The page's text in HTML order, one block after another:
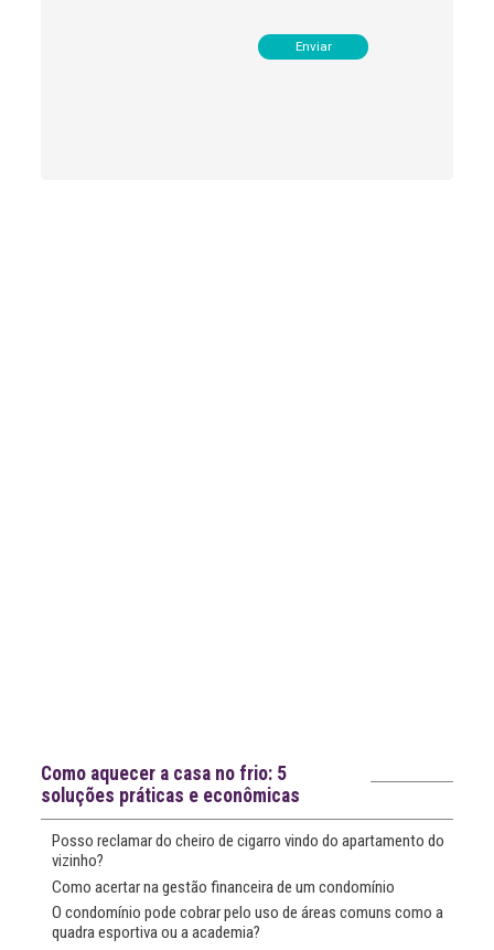
Notícias recentes
Como aquecer a casa no frio: 5
soluções práticas e econômicas
Posso reclamar do cheiro de cigarro vindo do apartamento do
vizinho?
Como acertar na gestão financeira de um condomínio
O condomínio pode cobrar pelo uso de áreas comuns como a
quadra esportiva ou a academia?